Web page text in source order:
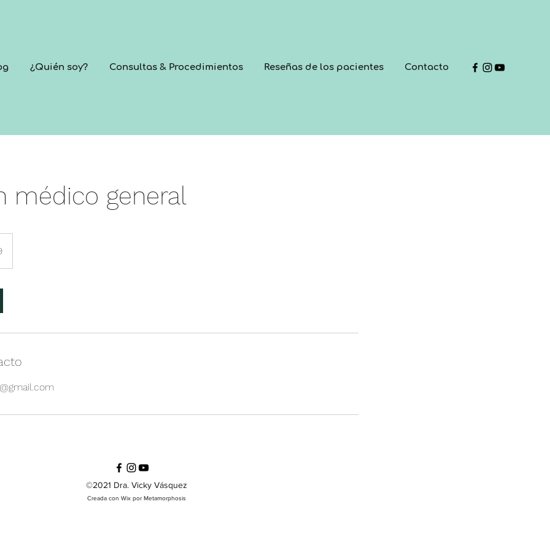
¿Quién soy? Consultas & Procedimientos Reseñas de los pacientes Contacto
médico general
©2021 Dra. Vicky Vásquez
Creada con Wix por Metamorphosis